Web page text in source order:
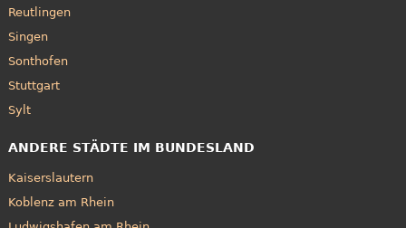
Reutlingen
Singen
Sonthofen
Stuttgart
Sylt
ANDERE STÄDTE IM BUNDESLAND
Kaiserslautern
Koblenz am Rhein